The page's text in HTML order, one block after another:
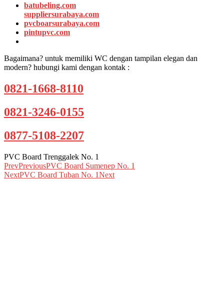
batubeling.com
suppliersurabaya.com
pvcboarsurabaya.com
pintupvc.com
Bagaimana? untuk memiliki WC dengan tampilan elegan dan
modern? hubungi kami dengan kontak :
0821-1668-8110
0821-3246-0155
0877-5108-2207
PVC Board Trenggalek No. 1
PrevPreviousPVC Board Sumenep No. 1
NextPVC Board Tuban No. 1Next